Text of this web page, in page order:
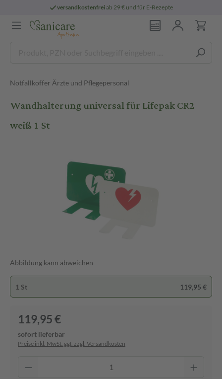
versandkostenfreiab 29 € und für E-Rezepte
Notfallkoffer Ärzte und Pflegepersonal
Wandhalterung universal für Lifepak CR2
weiß 1 St
Abbildung kann abweichen
1 St 119,95 €
119,95 €
sofort lieferbar
Preise inkl. MwSt. ggf. zzgl. Versandkosten